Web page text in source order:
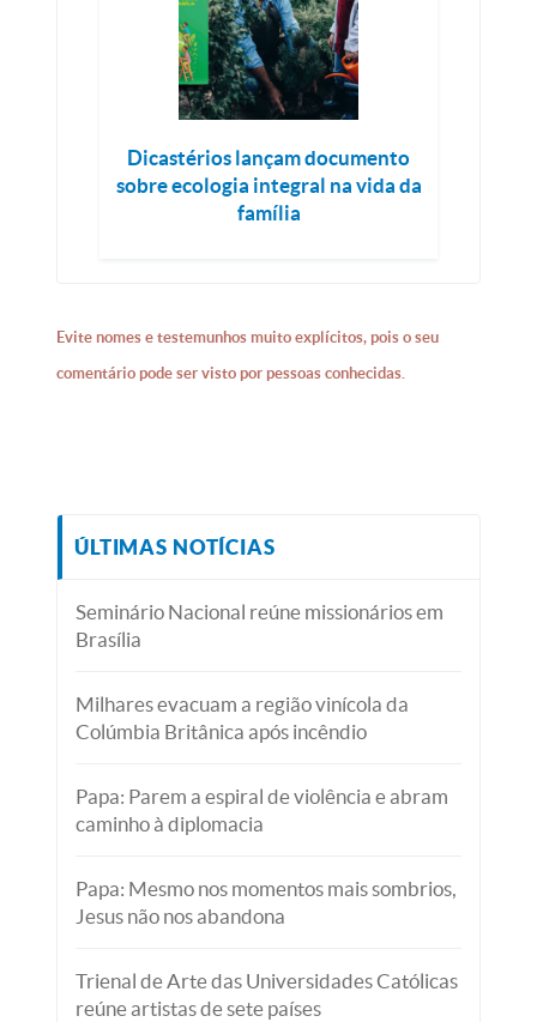
Dicastérios lançam documento
sobre ecologia integral na vida da
família
Evite nomes e testemunhos muito explícitos, pois o seu
comentário pode ser visto por pessoas conhecidas.
ÚLTIMAS NOTÍCIAS
Seminário Nacional reúne missionários em
Brasília
Milhares evacuam a região vinícola da
Colúmbia Britânica após incêndio
Papa: Parem a espiral de violência e abram
caminho à diplomacia
Papa: Mesmo nos momentos mais sombrios,
Jesus não nos abandona
Trienal de Arte das Universidades Católicas
reúne artistas de sete países